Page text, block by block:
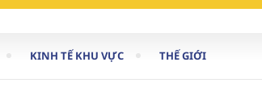
KINH TẾ KHU VỰC THẾ GIỚI